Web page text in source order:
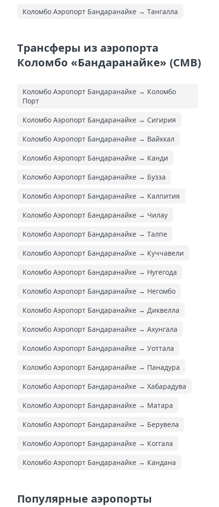
Коломбо Аэропорт Бандаранайке → Тангалла
Трансферы из аэропорта
Коломбо «Бандаранайке» (CMB)
Коломбо Аэропорт Бандаранайке → Коломбо
Порт
Коломбо Аэропорт Бандаранайке → Сигирия
Коломбо Аэропорт Бандаранайке → Вайккал
Коломбо Аэропорт Бандаранайке → Канди
Коломбо Аэропорт Бандаранайке → Бузза
Коломбо Аэропорт Бандаранайке → Калпития
Коломбо Аэропорт Бандаранайке → Чилау
Коломбо Аэропорт Бандаранайке → Талпе
Коломбо Аэропорт Бандаранайке → Куччавели
Коломбо Аэропорт Бандаранайке → Нугегода
Коломбо Аэропорт Бандаранайке → Негомбо
Коломбо Аэропорт Бандаранайке → Диквелла
Коломбо Аэропорт Бандаранайке → Ахунгала
Коломбо Аэропорт Бандаранайке → Уоттала
Коломбо Аэропорт Бандаранайке → Панадура
Коломбо Аэропорт Бандаранайке → Хабарадува
Коломбо Аэропорт Бандаранайке → Матара
Коломбо Аэропорт Бандаранайке → Берувела
Коломбо Аэропорт Бандаранайке → Коггала
Коломбо Аэропорт Бандаранайке → Кандана
Популярные аэропорты